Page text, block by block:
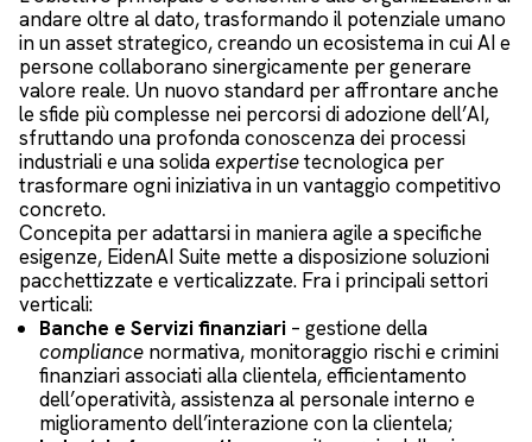
andare oltre al dato, trasformando il potenziale umano
in un asset strategico, creando un ecosistema in cui AI e
persone collaborano sinergicamente per generare
valore reale. Un nuovo standard per affrontare anche
le sfide più complesse nei percorsi di adozione dell’AI,
sfruttando una profonda conoscenza dei processi
industriali e una solidaexpertisetecnologica per
trasformare ogni iniziativa in un vantaggio competitivo
concreto.
Concepita per adattarsi in maniera agile a specifiche
esigenze, EidenAI Suite mette a disposizione soluzioni
pacchettizzate e verticalizzate. Fra i principali settori
verticali:
Banche e Servizi finanziari – gestione della
compliancenormativa, monitoraggio rischi e crimini
finanziari associati alla clientela, efficientamento
dell’operatività, assistenza al personale interno e
miglioramento dell’interazione con la clientela;